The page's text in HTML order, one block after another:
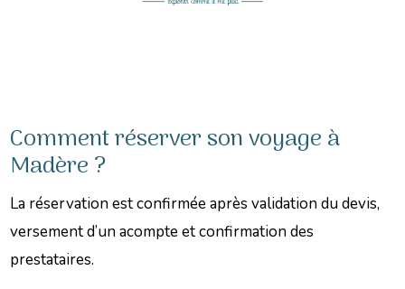
Comment réserver son voyage à
Madère ?
La réservation est confirmée après validation du devis,
versement d’un acompte et confirmation des
prestataires.